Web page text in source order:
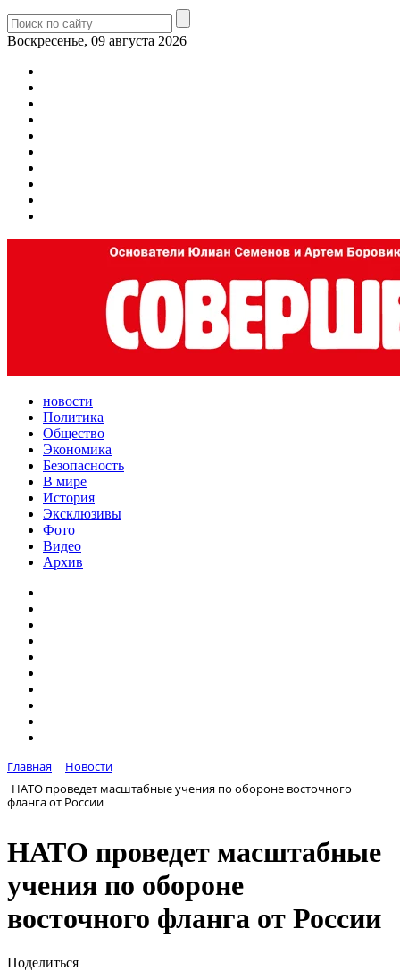
Воскресенье, 09 августа 2026
новости
Политика
Общество
Экономика
Безопасность
В мире
История
Эксклюзивы
Фото
Видео
Архив
Главная
Новости
НАТО проведет масштабные учения по обороне восточного
фланга от России
НАТО проведет масштабные
учения по обороне
восточного фланга от России
Поделиться